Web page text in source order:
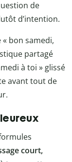
de
d’intention.
bon samedi,
partagé
à toi » glissé
avant tout de
court,